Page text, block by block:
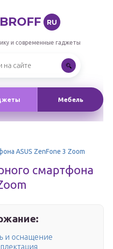
RU
и современные гаджеты
Мебель
ASUS ZenFone 3 Zoom
смартфона
и оснащение